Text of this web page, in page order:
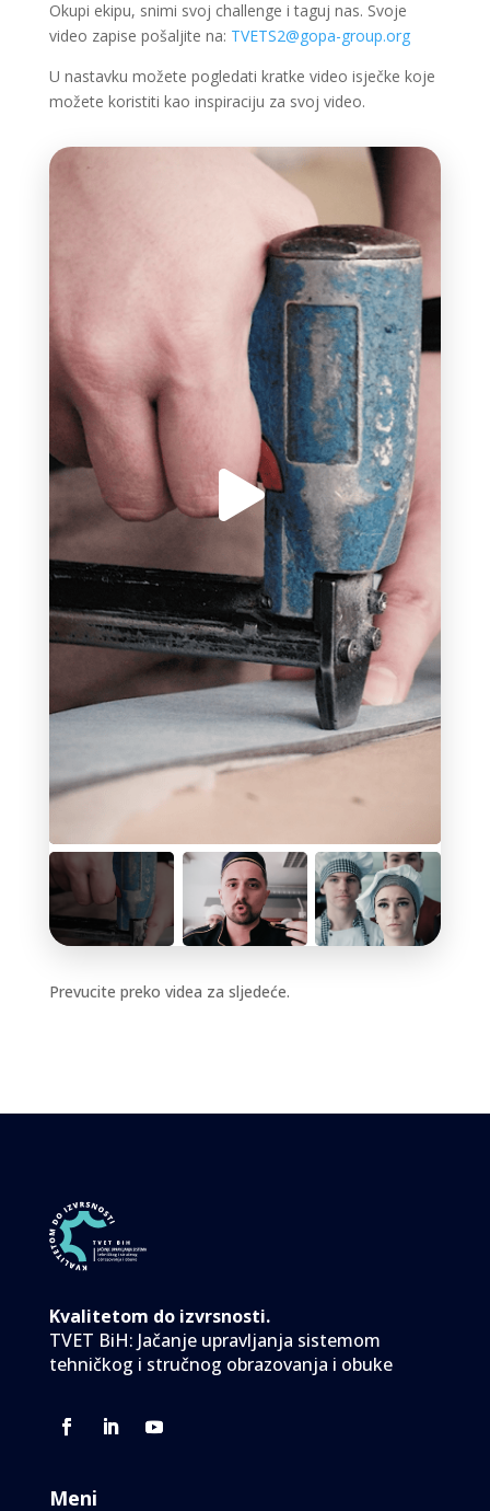
Okupi ekipu, snimi svoj challenge i taguj nas. Svoje
video zapise pošaljite na: TVETS2@gopa-group.org
U nastavku možete pogledati kratke video isječke koje
možete koristiti kao inspiraciju za svoj video.
Prevucite preko videa za sljedeće.
Kvalitetom do izvrsnosti.
TVET BiH: Jačanje upravljanja sistemom
tehničkog i stručnog obrazovanja i obuke
Meni